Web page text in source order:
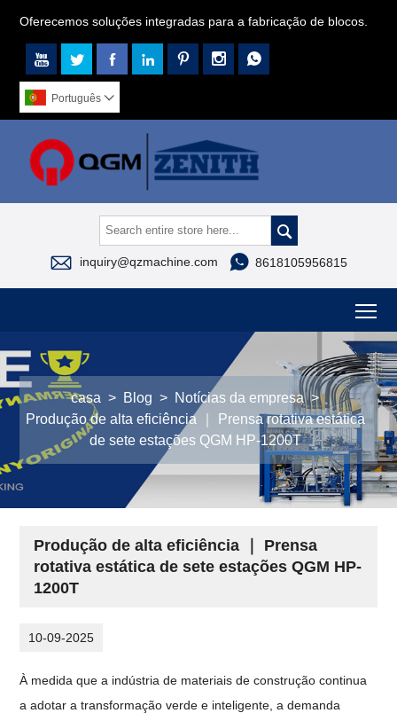
Oferecemos soluções integradas para a fabricação de blocos.
      
Português 

 inquiry@qzmachine.com  8618105956815
casa > Blog > Notícias da empresa >
Produção de alta eficiência ｜ Prensa rotativa estática
de sete estações QGM HP-1200T
Produção de alta eficiência ｜ Prensa
rotativa estática de sete estações QGM HP-
1200T
10-09-2025
À medida que a indústria de materiais de construção continua
a adotar a transformação verde e inteligente, a demanda